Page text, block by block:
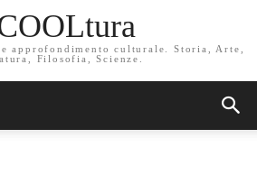
approfondimento culturale. Storia, Arte,
Filosofia, Scienze.